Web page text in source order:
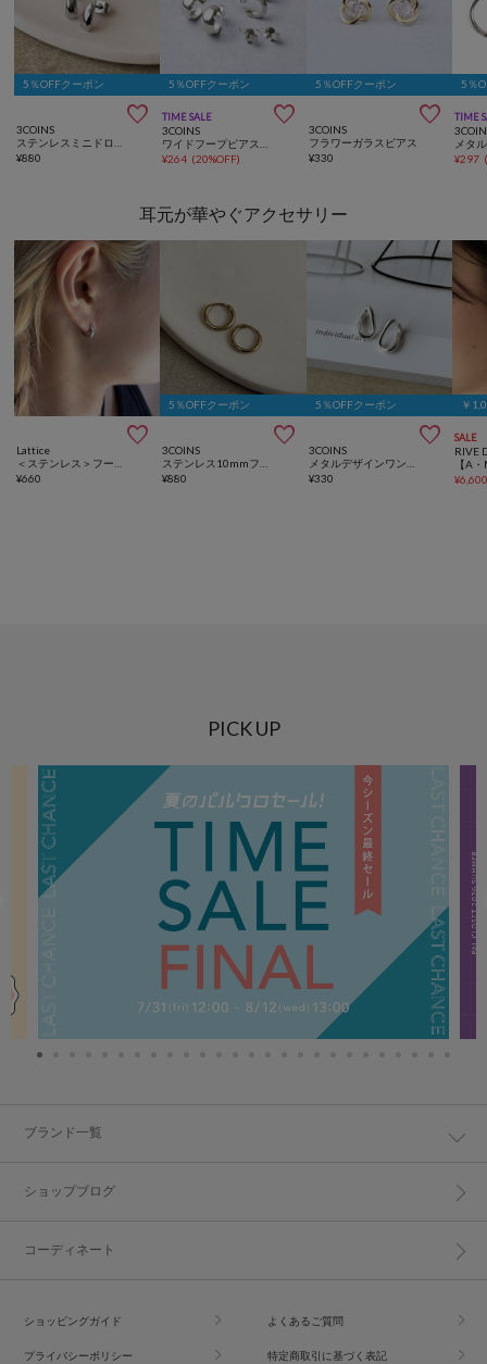
5％OFFクーポン

3COINS
¥880
5％OFFクーポン
TIME SALE 
3COINS
¥264 (20%OFF)
5％OFFクーポン

3COINS
フラワーガラスピアス
¥330
5％
TIME
¥297
耳元が華やぐアクセサリー

Lattice
¥660
5％OFFクーポン

3COINS
¥880
5％OFFクーポン

3COINS
¥330
￥
SALE
RIVE
¥
PICK UP
ブランド一覧
ショップブログ
コーディネート
ショッピングガイド よくあるご質問
プライバシーポリシー 特定商取引に基づく表記